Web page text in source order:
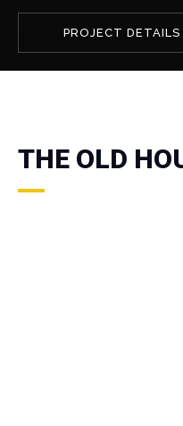
PROJECT DETAILS
THE OLD